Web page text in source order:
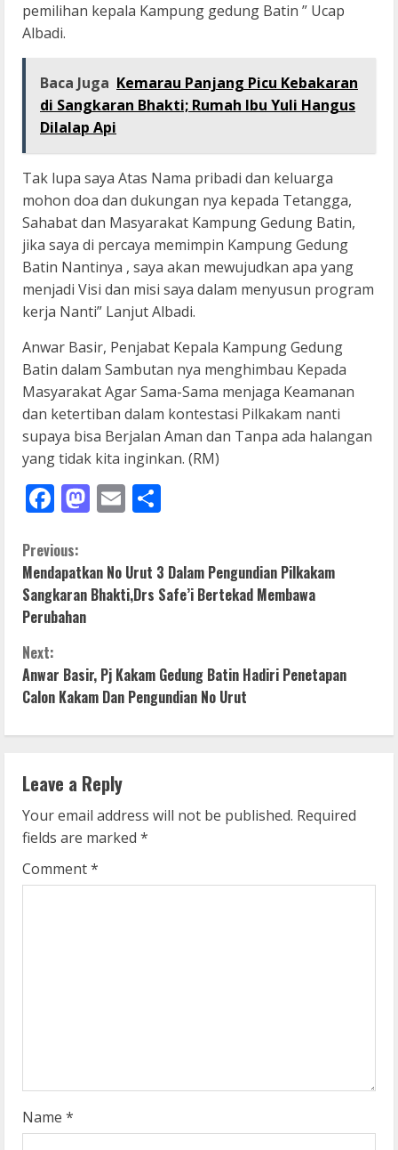
pemilihan kepala Kampung gedung Batin ” Ucap
Albadi.
Baca Juga Kemarau Panjang Picu Kebakaran
di Sangkaran Bhakti; Rumah Ibu Yuli Hangus
Dilalap Api
Tak lupa saya Atas Nama pribadi dan keluarga
mohon doa dan dukungan nya kepada Tetangga,
Sahabat dan Masyarakat Kampung Gedung Batin,
jika saya di percaya memimpin Kampung Gedung
Batin Nantinya , saya akan mewujudkan apa yang
menjadi Visi dan misi saya dalam menyusun program
kerja Nanti” Lanjut Albadi.
Anwar Basir, Penjabat Kepala Kampung Gedung
Batin dalam Sambutan nya menghimbau Kepada
Masyarakat Agar Sama-Sama menjaga Keamanan
dan ketertiban dalam kontestasi Pilkakam nanti
supaya bisa Berjalan Aman dan Tanpa ada halangan
yang tidak kita inginkan. (RM)
Facebook
Mastodon
Email
C
o
n
t
i
n
u
e
R
e
g
Previous:
Mendapatkan No Urut 3 Dalam Pengundian Pilkakam
Sangkaran Bhakti,Drs Safe’i Bertekad Membawa
Perubahan
Next:
Anwar Basir, Pj Kakam Gedung Batin Hadiri Penetapan
Calon Kakam Dan Pengundian No Urut
Leave a Reply
Your email address will not be published. Required
fields are marked *
Comment*
Name *